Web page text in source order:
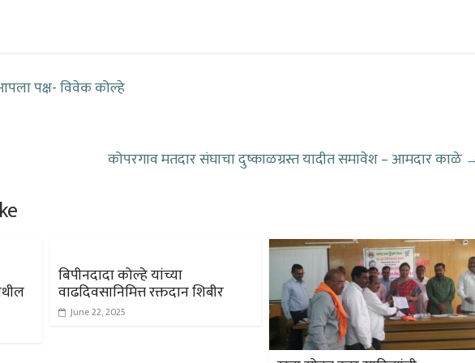
पक्ष- विवेक कोल्हे
कोपरगाव मतदार संघाचा दुष्काळग्रस्त यादीत समावेश – आमदार काळे
बिपीनदादा कोल्हे यांच्या
वाढदिवसानिमित्त रक्तदान शिबीर
June 22, 2025